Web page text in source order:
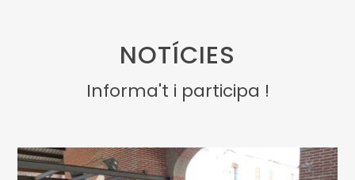
NOTÍCIES
Informa't i participa !